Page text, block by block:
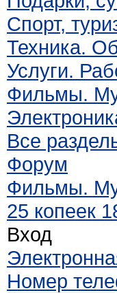
Спорт,
Техника.
Услуги.
Фильмы.
Все
Форум
Фильмы.
25 копеек
Вход
Номер